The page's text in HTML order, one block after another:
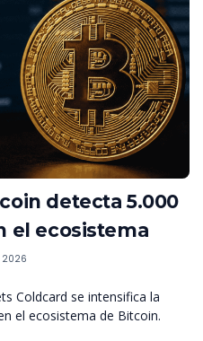
detecta 5.000
el ecosistema
2026
Coldcard se intensifica la
el ecosistema de Bitcoin.